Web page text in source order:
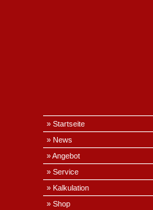
» Startseite
» News
» Angebot
» Service
» Kalkulation
» Shop